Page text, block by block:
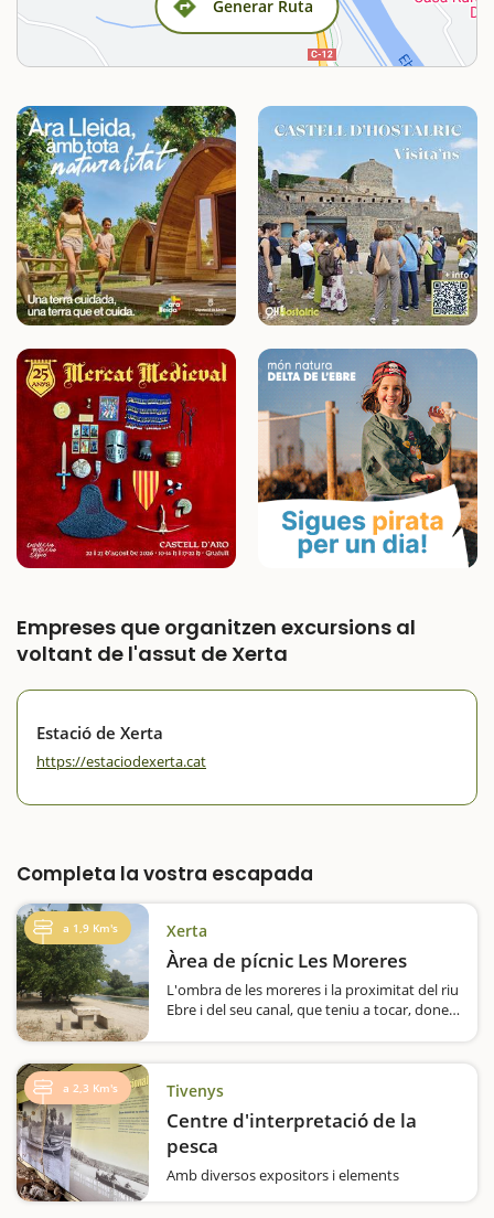
Generar Ruta
Empreses que organitzen excursions al
voltant de l'assut de Xerta
Estació de Xerta
https://estaciodexerta.cat
Completa la vostra escapada
a 1,9 Km's Xerta
Àrea de pícnic Les Moreres
L'ombra de les moreres i la proximitat del riu
Ebre i del seu canal, que teniu a tocar, donen
que cal recordar que no està permès…
a 2,3 Km's Tivenys
Centre d'interpretació de la
pesca
Amb diversos expositors i elements